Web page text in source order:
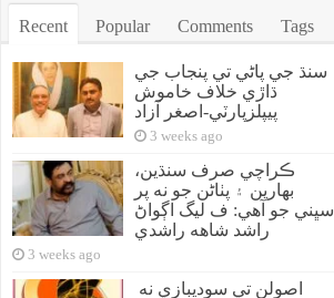
Recent Popular Comments Tags
سنڌ جي پاڻي تي پنجاب جي
ڌاڙي خلاف خاموش
پيپلزپارٽي-اصغر آزاد
3 weeks ago
ڪراچي صرف سنڌين،
بهارين ۽ پٺاڻن جو نه پر
سڀني جو آهي: ف ليگ اڳواڻ
راشد شاهه راشدي
3 weeks ago